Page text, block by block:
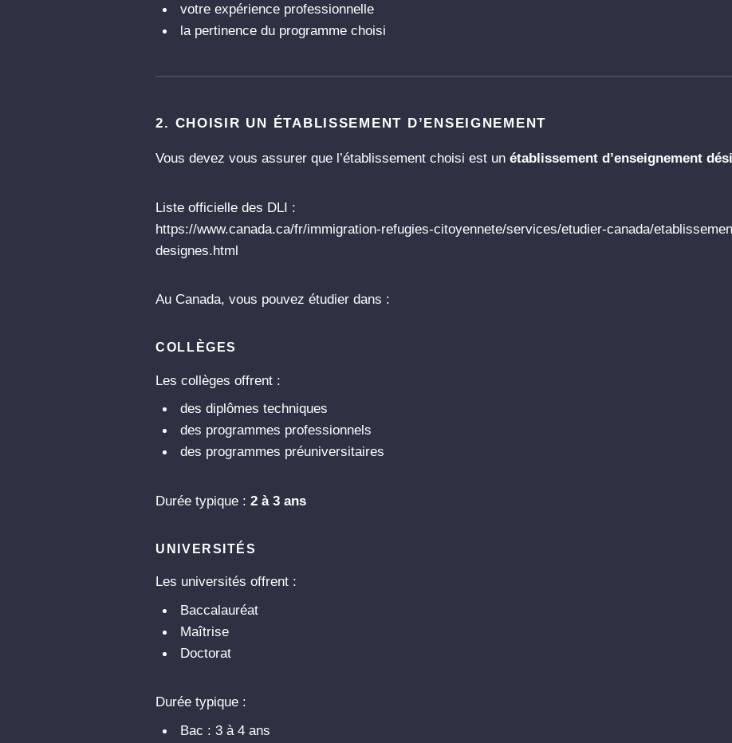
votre expérience professionnelle
la pertinence du programme choisi
2. CHOISIR UN ÉTABLISSEMENT D’ENSEIGNEMENT
Vous devez vous assurer que l’établissement choisi est unétablissement d’enseignement
Liste officielle des DLI :
https://www.canada.ca/fr/immigration-refugies-citoyennete/services/etudier-canada/
designes.html
Au Canada, vous pouvez étudier dans :
COLLÈGES
Les collèges offrent :
des diplômes techniques
des programmes professionnels
des programmes préuniversitaires
Durée typique :2 à 3 ans
UNIVERSITÉS
Les universités offrent :
Baccalauréat
Maîtrise
Doctorat
Durée typique :
Bac : 3 à 4 ans